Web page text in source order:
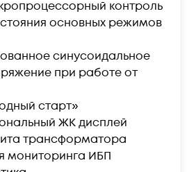
контроль
основных режимов
синусоидальное
при работе от
старт»
ЖК дисплей
трансформатора
мониторинга ИБП